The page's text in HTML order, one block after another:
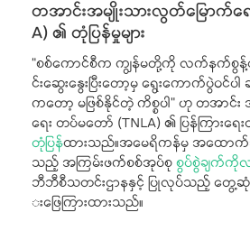
တအာင်းအမျိုးသားလွတ်မြောက်ရ
A) ၏ တုံပြန်မှုများ
“စစ်ကောင်စီက ကျွန်မတို့ကို လက်နက်စွန့်ပါ၊
င်းဆွေးနွေးပြီးတော့မှ ရွေးကောက်ပွဲဝ
ကတော့ မဖြစ်နိုင်တဲ့ ကိစ္စပါ” ဟု တအာင်း
ရေး တပ်မတော် (TNLA) ၏ ပြန်ကြားရ
တုံပြန်ထားသည်။အမေရိကန်မှ အထော
သည့် အကြမ်းဖက်စစ်အုပ်စုစွပ်စွဲချက်ကိုလ
ဘီဘီစီသတင်းဌာနနှင့် ပြုလုပ်သည့် တွေ့ဆုံမ
းဖြေကြားထားသည်။